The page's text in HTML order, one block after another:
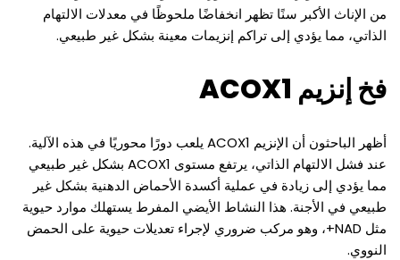
من الإناث الأكبر سنًا تظهر انخفاضًا ملحوظًا في معدلات الالتهام
الذاتي، مما يؤدي إلى تراكم إنزيمات معينة بشكل غير طبيعي.
فخ إنزيم ACOX1
أظهر الباحثون أن الإنزيم ACOX1 يلعب دورًا محوريًا في هذه الآلية.
عند فشل الالتهام الذاتي، يرتفع مستوى ACOX1 بشكل غير طبيعي
مما يؤدي إلى زيادة في عملية أكسدة الأحماض الدهنية بشكل غير
طبيعي في الأجنة. هذا النشاط الأيضي المفرط يستهلك موارد حيوية
مثل NAD+، وهو مركب ضروري لإجراء تعديلات حيوية على الحمض
النووي.